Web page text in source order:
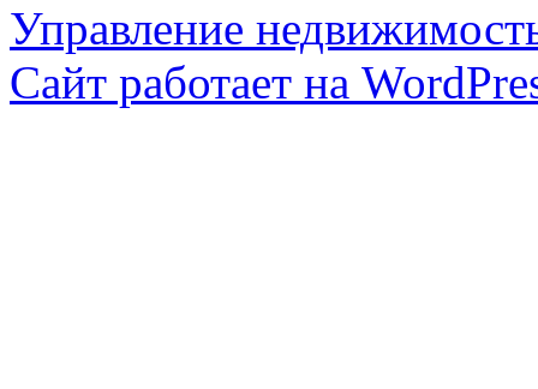
Управление
Сайт работает на